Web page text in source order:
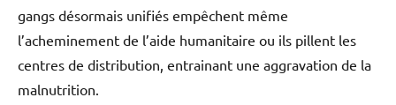
gangs désormais unifiés empêchent même
l’acheminement de l’aide humanitaire ou ils pillent les
centres de distribution, entrainant une aggravation de la
malnutrition.